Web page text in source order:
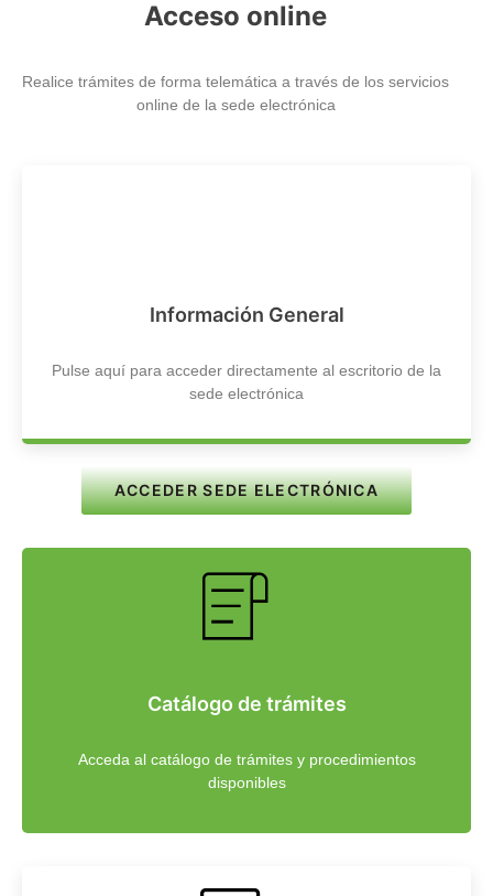
Acceso online
Realice trámites de forma telemática a través de los servicios
online de la sede electrónica
Información General
Pulse aquí para acceder directamente al escritorio de la
sede electrónica
ACCEDER SEDE ELECTRÓNICA
Catálogo de trámites
Acceda al catálogo de trámites y procedimientos
disponibles